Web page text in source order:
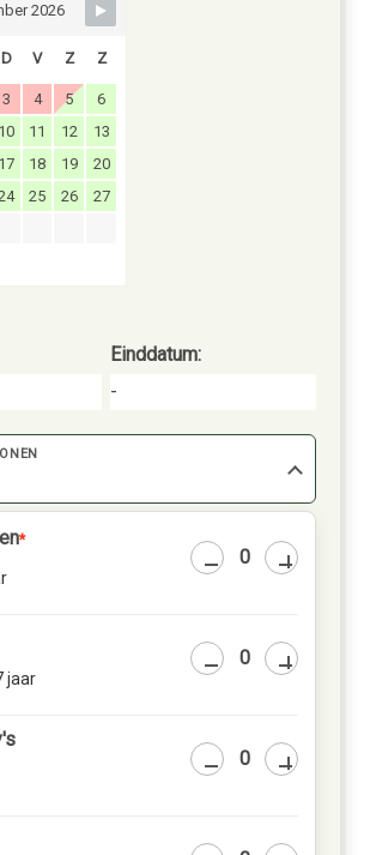
2026
D V Z Z
3 4 5
6
10 11 12
13
17 18 19
20
25 26
27
Einddatum:
-
*
jaar